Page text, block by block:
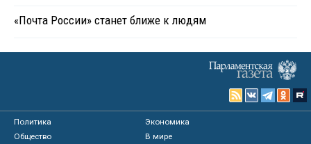
«Почта России» станет ближе к людям
Политика
Экономика
Общество
В мире